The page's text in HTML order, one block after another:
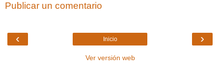
Publicar un comentario
‹ ›
Inicio
Ver versión web